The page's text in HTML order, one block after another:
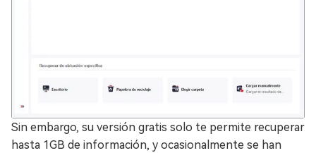
Sin embargo, su versión gratis solo te permite recuperar
hasta 1GB de información, y ocasionalmente se han